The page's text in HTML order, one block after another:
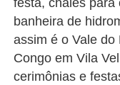
festa, chalés para
banheira de
assim é o Vale
Congo em Vila
cerimônias e